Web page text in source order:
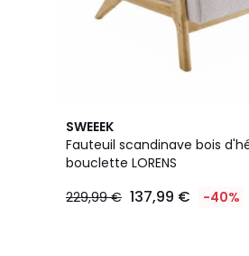
SWEEEK
Fauteuil scandinave bois
bouclette LORENS
229,99 € 137,99 € -40%
4,6
/ 5